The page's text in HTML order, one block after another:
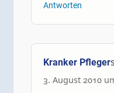
Antworten
Kranker Pfleger
3. August 2010